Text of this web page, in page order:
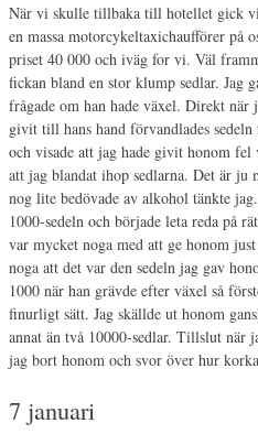
När vi skulle tillbaka till hotellet gick
en massa motorcykeltaxichaufförer på
priset 40 000 och iväg for vi. Väl
fickan bland en stor klump sedlar. Jag
frågade om han hade växel. Direkt när
givit till hans hand förvandlades
och visade att jag hade givit honom
att jag blandat ihop sedlarna. Det är ju
nog lite bedövade av alkohol tänkte
1000-sedeln och började leta reda på
var mycket noga med att ge honom
noga att det var den sedeln jag gav
1000 när han grävde efter växel så
finurligt sätt. Jag skällde ut honom
annat än två 10000-sedlar. Tillslut
jag bort honom och svor över hur
7 januari